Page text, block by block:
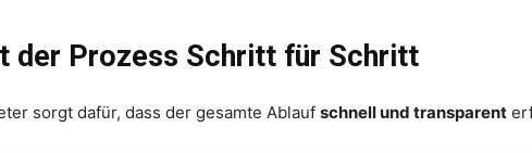
der Prozess Schritt für Schritt
sorgt dafür, dass der gesamte Ablauf schnell und transparent